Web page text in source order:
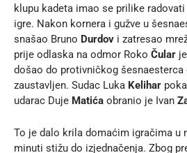
klupu kadeta imao se prilike
igre. Nakon kornera i gužve u
snašao Bruno Durdov i zatresao
prije odlaska na odmor Roko Čular
došao do protivničkog šesnaesterca
zaustavljen. Sudac Luka Kelihar
udarac Duje Matića obranio je Ivan
To je dalo krila domaćim igračima u
minuti stižu do izjednačenja. Zbog